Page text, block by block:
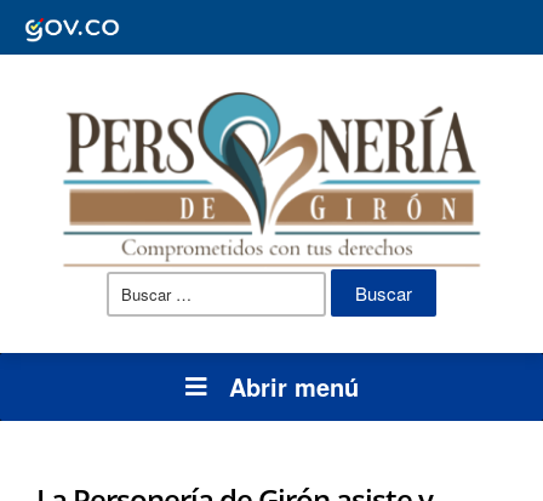
Buscar:
Abrir menú